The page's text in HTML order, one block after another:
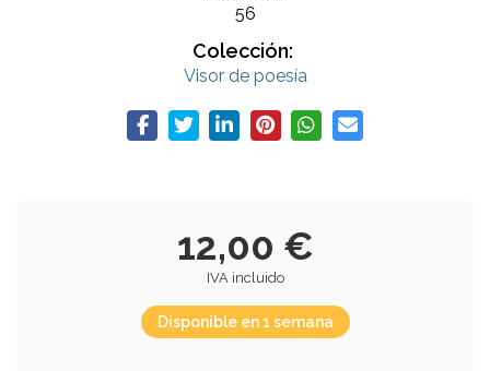
56
Colección:
Visor de poesía
12,00 €
IVA incluido
Disponible en 1 semana